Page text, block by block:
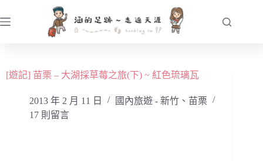
至
容[遊記] 苗栗 – 大湖採草莓之旅(下) ~ 紅色琉璃瓦
2013 年 2 月 11 日
國內旅遊 - 新竹、苗栗
17 則留言